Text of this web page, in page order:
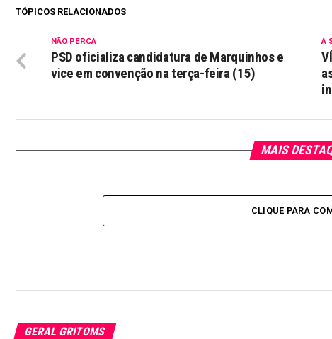
TÓPICOS RELACIONADOS
A
NÃO PERCA
PSD oficializa candidatura de Marquinhos e
vice em convenção na terça-feira (15)
MAIS
CLIQUE PARA
GERAL GRITOMS